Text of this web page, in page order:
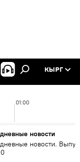
КЫРГ
01:00
новости
новости.